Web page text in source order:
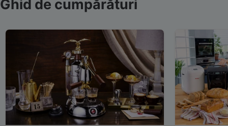
Ghid de cumpărături